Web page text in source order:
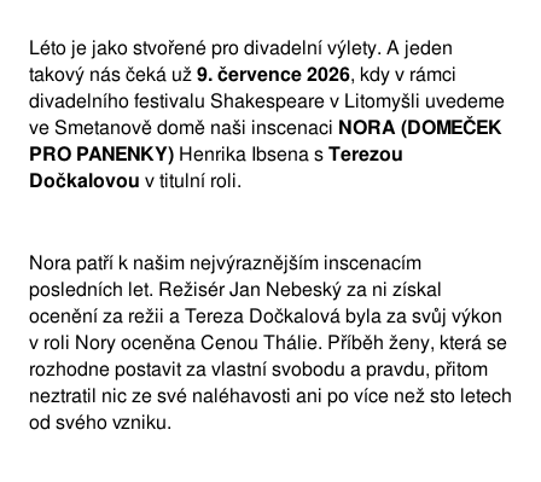
Léto je jako stvořené pro divadelní výlety. A jeden
takový nás čeká už9. července 2026, kdy v rámci
divadelního festivalu Shakespeare v Litomyšli uvedeme
ve Smetanově domě naši inscenaci NORA (DOMEČEK
PRO PANENKY) Henrika Ibsena sTerezou
Dočkalovou v titulní roli.
Nora patří k našim nejvýraznějším inscenacím
posledních let. Režisér Jan Nebeský za ni získal
ocenění za režii a Tereza Dočkalová byla za svůj výkon
v roli Nory oceněna Cenou Thálie. Příběh ženy, která se
rozhodne postavit za vlastní svobodu a pravdu, přitom
neztratil nic ze své naléhavosti ani po více než sto letech
od svého vzniku.